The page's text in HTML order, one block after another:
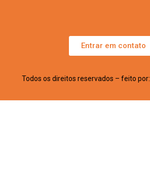
Entrar em contato
Todos os direitos reservados – feito por: